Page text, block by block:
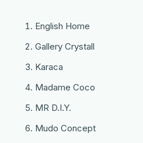
English Home
Gallery Crystall
Karaca
Madame Coco
MR D.I.Y.
Mudo Concept